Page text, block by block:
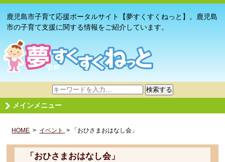
鹿児島市子育て応援ポータルサイト【夢すくすくねっと】。鹿児島
市の子育て支援に関する情報をご紹介しています。
サ
イ
ト
検
検索する
メインメニュー
HOME > イベント > 「おひさまおはなし会」
「おひさまおはなし会」